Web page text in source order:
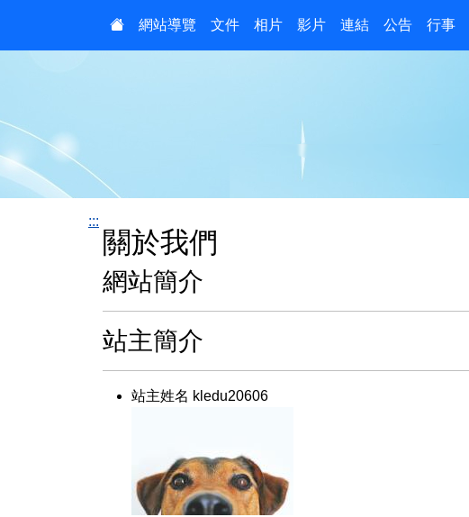
網站導覽
文件 相片 影片 連結 公告 行事
:::
關於我們
網站簡介
站主簡介
站主姓名 kledu20606